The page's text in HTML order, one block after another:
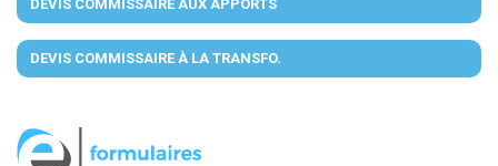
DEVIS COMMISSAIRE AUX APPORTS
DEVIS COMMISSAIRE À LA TRANSFO.